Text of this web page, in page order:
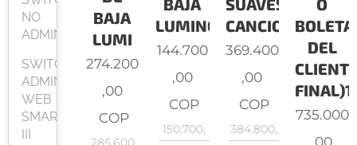
NO
ADMINISTRABLE
SWITCH
ADMINISTRABLES
WEB
SMART
III
BAJA
LUMI
274.200
,00
COP
BAJA
LUMINOSID
144.700
,00
COP
150.700,
SUAVES
CANCIO
369.400
,00
COP
384.800,
O
BOLETA
DEL
735.000
,00